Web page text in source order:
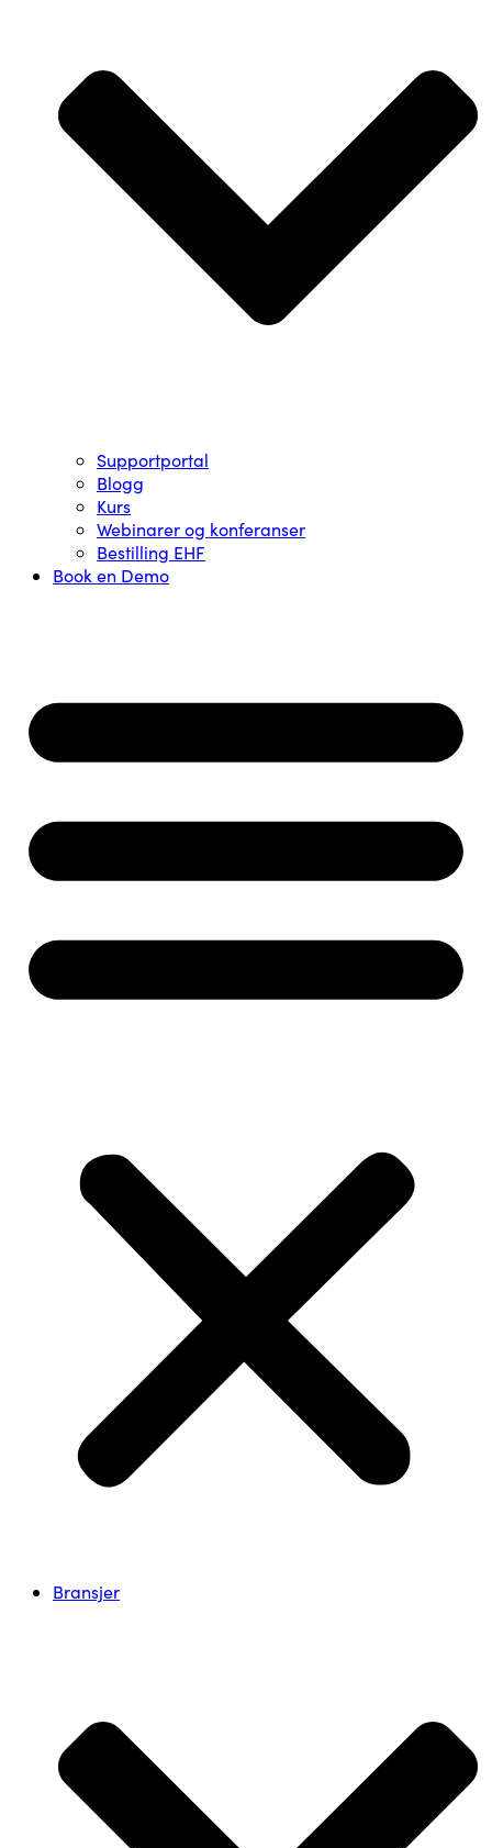
Supportportal
Blogg
Kurs
Webinarer og konferanser
Bestilling EHF
Book en Demo
Bransjer